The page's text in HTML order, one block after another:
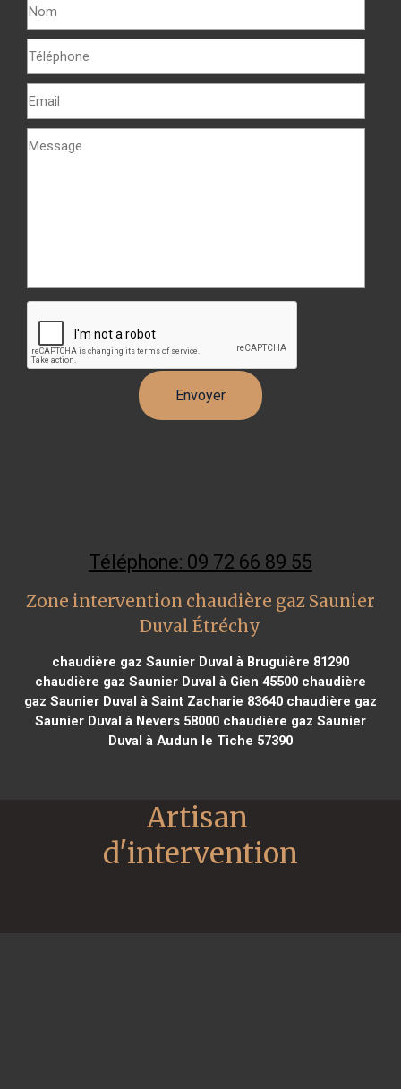
Téléphone: 09 72 66 89 55
Zone intervention chaudière gaz Saunier
Duval Étréchy
chaudière gaz Saunier Duval à Bruguière 81290
chaudière gaz Saunier Duval à Gien 45500chaudière
gaz Saunier Duval à Saint Zacharie 83640chaudière gaz
Saunier Duval à Nevers 58000chaudière gaz Saunier
Duval à Audun le Tiche 57390
Artisan
d'intervention